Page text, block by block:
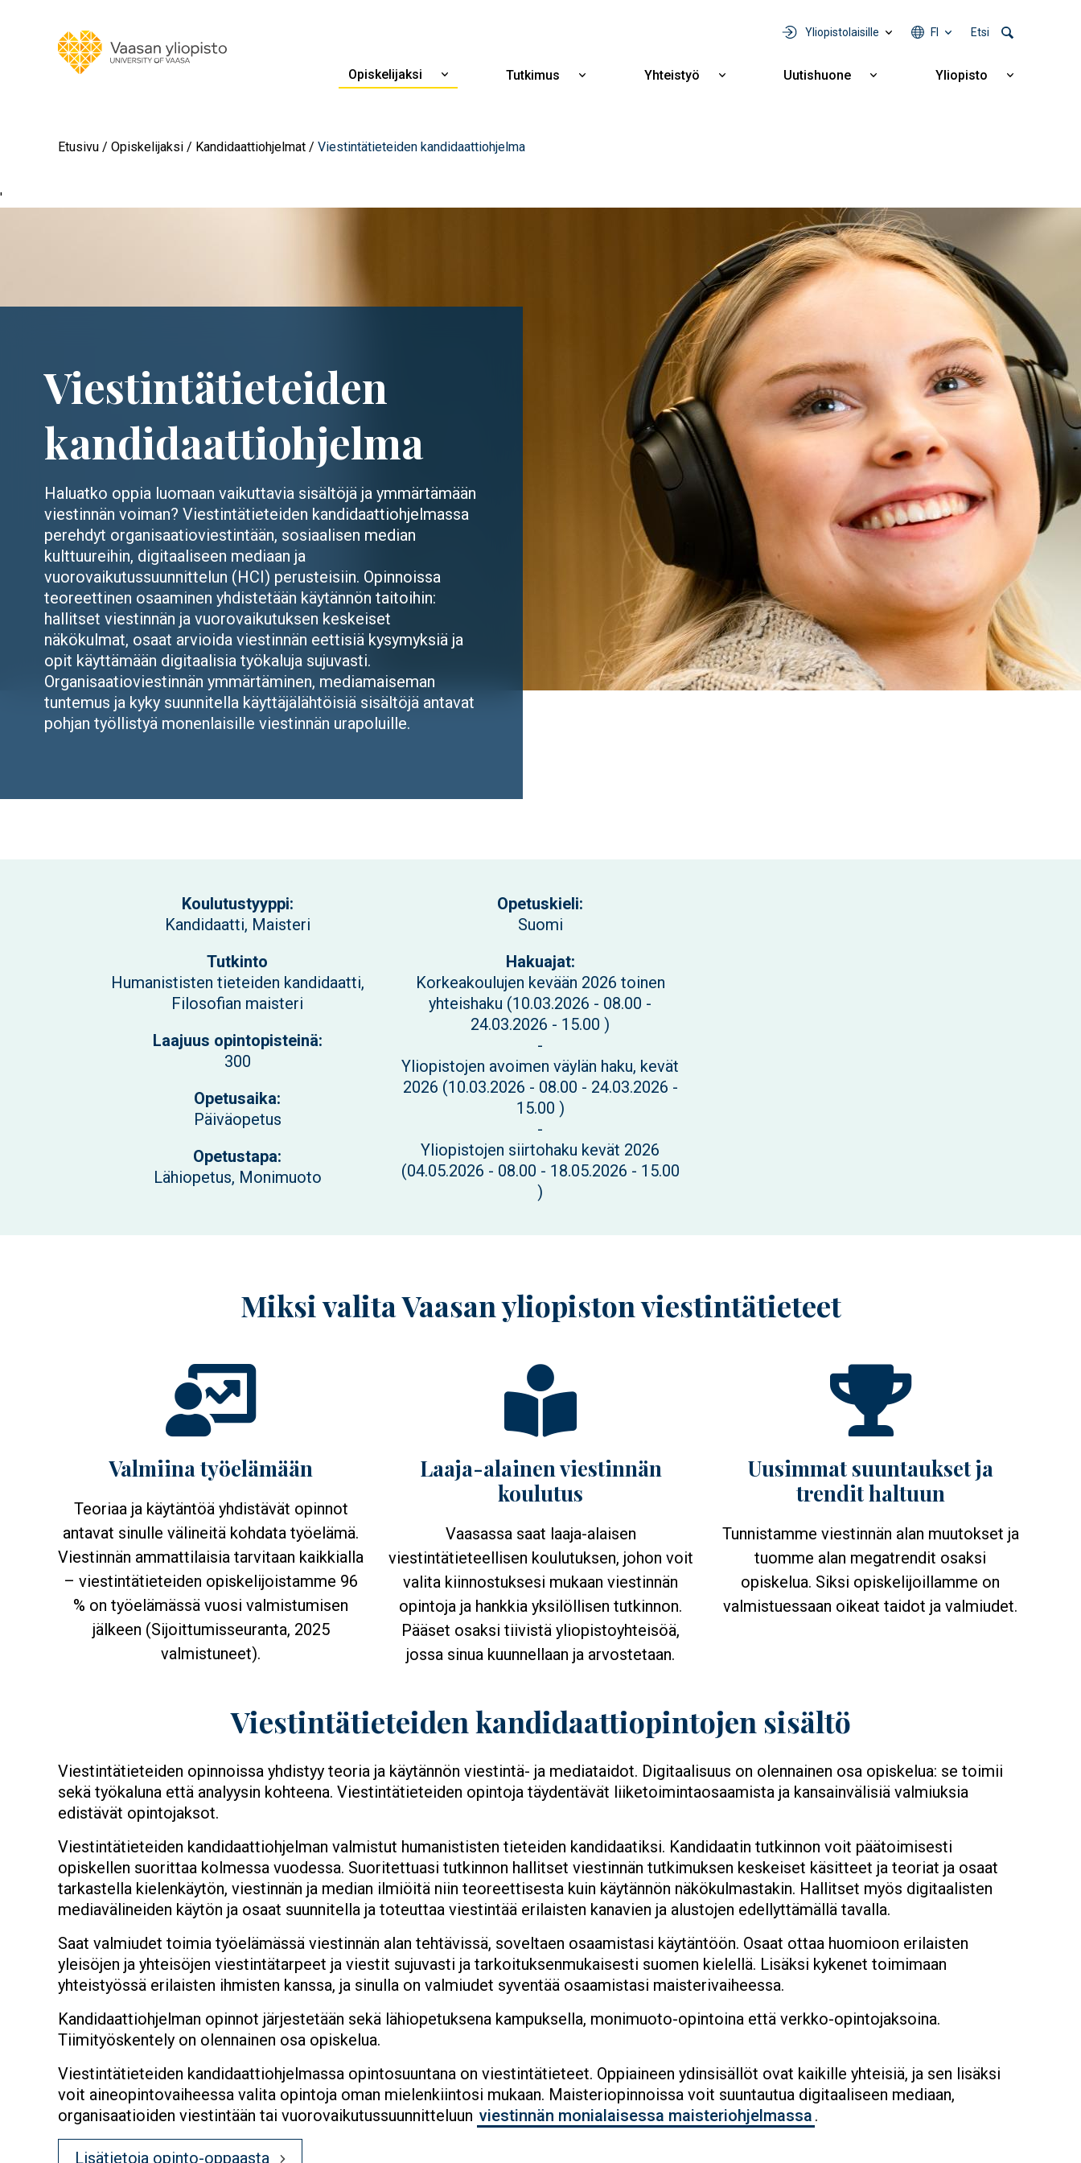
Yliopistolaisille FI Etsi
Opiskelijaksi
Näytä
Tutkimus
Näytä
Yhteistyö
Näytä
Uutishuone
Näytä
Yliopisto
Näytä
Etusivu Opiskelijaksi Kandidaattiohjelmat Viestintätieteiden kandidaattiohjelma
'
Viestintätieteiden
kandidaattiohjelma
Haluatko oppia luomaan vaikuttavia sisältöjä ja ymmärtämään
viestinnän voiman? Viestintätieteiden kandidaattiohjelmassa
perehdyt organisaatioviestintään, sosiaalisen median
kulttuureihin, digitaaliseen mediaan ja
vuorovaikutussuunnittelun (HCI) perusteisiin. Opinnoissa
teoreettinen osaaminen yhdistetään käytännön taitoihin:
hallitset viestinnän ja vuorovaikutuksen keskeiset
näkökulmat, osaat arvioida viestinnän eettisiä kysymyksiä ja
opit käyttämään digitaalisia työkaluja sujuvasti.
Organisaatioviestinnän ymmärtäminen, mediamaiseman
tuntemus ja kyky suunnitella käyttäjälähtöisiä sisältöjä antavat
pohjan työllistyä monenlaisille viestinnän urapoluille.
Koulutustyyppi:
Kandidaatti, Maisteri
Tutkinto
Humanististen tieteiden kandidaatti,
Filosofian maisteri
Laajuus opintopisteinä:
300
Opetusaika:
Päiväopetus
Opetustapa:
Lähiopetus, Monimuoto
Opetuskieli:
Suomi
Hakuajat:
Korkeakoulujen kevään 2026 toinen
yhteishaku (10.03.2026 - 08.00 -
24.03.2026 - 15.00 )
-
Yliopistojen avoimen väylän haku, kevät
2026 (10.03.2026 - 08.00 - 24.03.2026 -
15.00 )
-
Yliopistojen siirtohaku kevät 2026
(04.05.2026 - 08.00 - 18.05.2026 - 15.00
)
Miksi valita Vaasan yliopiston viestintätieteet
Valmiina työelämään
Teoriaa ja käytäntöä yhdistävät opinnot
antavat sinulle välineitä kohdata työelämä.
Viestinnän ammattilaisia tarvitaan kaikkialla
– viestintätieteiden opiskelijoistamme 96
% on työelämässä vuosi valmistumisen
jälkeen (Sijoittumisseuranta, 2025
valmistuneet).
Laaja-alainen viestinnän
koulutus
Vaasassa saat laaja-alaisen
viestintätieteellisen koulutuksen, johon voit
valita kiinnostuksesi mukaan viestinnän
opintoja ja hankkia yksilöllisen tutkinnon.
Pääset osaksi tiivistä yliopistoyhteisöä,
jossa sinua kuunnellaan ja arvostetaan.
Uusimmat suuntaukset ja
trendit haltuun
Tunnistamme viestinnän alan muutokset ja
tuomme alan megatrendit osaksi
opiskelua. Siksi opiskelijoillamme on
valmistuessaan oikeat taidot ja valmiudet.
Viestintätieteiden kandidaattiopintojen sisältö
Viestintätieteiden opinnoissa yhdistyy teoria ja käytännön viestintä- ja mediataidot. Digitaalisuus on olennainen osa opiskelua: se toimii
sekä työkaluna että analyysin kohteena. Viestintätieteiden opintoja täydentävät liiketoimintaosaamista ja kansainvälisiä valmiuksia
edistävät opintojaksot.
Viestintätieteiden kandidaattiohjelman valmistut humanististen tieteiden kandidaatiksi. Kandidaatin tutkinnon voit päätoimisesti
opiskellen suorittaa kolmessa vuodessa. Suoritettuasi tutkinnon hallitset viestinnän tutkimuksen keskeiset käsitteet ja teoriat ja osaat
tarkastella kielenkäytön, viestinnän ja median ilmiöitä niin teoreettisesta kuin käytännön näkökulmastakin. Hallitset myös digitaalisten
mediavälineiden käytön ja osaat suunnitella ja toteuttaa viestintää erilaisten kanavien ja alustojen edellyttämällä tavalla.
Saat valmiudet toimia työelämässä viestinnän alan tehtävissä, soveltaen osaamistasi käytäntöön. Osaat ottaa huomioon erilaisten
yleisöjen ja yhteisöjen viestintätarpeet ja viestit sujuvasti ja tarkoituksenmukaisesti suomen kielellä. Lisäksi kykenet toimimaan
yhteistyössä erilaisten ihmisten kanssa, ja sinulla on valmiudet syventää osaamistasi maisterivaiheessa.
Kandidaattiohjelman opinnot järjestetään sekä lähiopetuksena kampuksella, monimuoto-opintoina että verkko-opintojaksoina.
Tiimityöskentely on olennainen osa opiskelua.
Viestintätieteiden kandidaattiohjelmassa opintosuuntana on viestintätieteet. Oppiaineen ydinsisällöt ovat kaikille yhteisiä, ja sen lisäksi
voit aineopintovaiheessa valita opintoja oman mielenkiintosi mukaan. Maisteriopinnoissa voit suuntautua digitaaliseen mediaan,
organisaatioiden viestintään tai vuorovaikutussuunnitteluun viestinnän monialaisessa maisteriohjelmassa .
Lisätietoja opinto-oppaasta